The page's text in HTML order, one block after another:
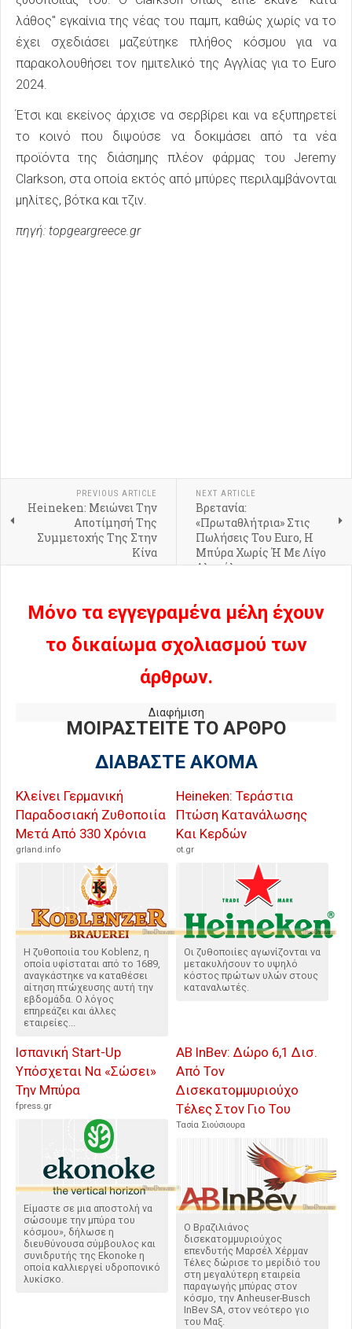
λάθος" εγκαίνια της νέας του παμπ, καθώς χωρίς να το
έχει σχεδιάσει μαζεύτηκε πλήθος κόσμου για να
παρακολουθήσει τον ημιτελικό της Αγγλίας για το Euro
2024.
Έτσι και εκείνος άρχισε να σερβίρει και να εξυπηρετεί
το κοινό που διψούσε να δοκιμάσει από τα νέα
προϊόντα της διάσημης πλέον φάρμας του Jeremy
Clarkson, στα οποία εκτός από μπύρες περιλαμβάνονται
μηλίτες, βότκα και τζιν.
πηγή: topgeargreece.gr
PREVIOUS ARTICLE
Heineken: Μειώνει Την
Αποτίμησή Της
Συμμετοχής Της Στην
Κίνα
NEXT ARTICLE
Βρετανία:
«Πρωταθλήτρια» Στις
Πωλήσεις Του Euro, Η
Μπύρα Χωρίς Ή Με Λίγο
Αλκοόλ
Μόνο τα εγγεγραμένα μέλη έχουν
το δικαίωμα σχολιασμού των
άρθρων.
Διαφήμιση
ΜΟΙΡΑΣΤΕΙΤΕ ΤΟ ΑΡΘΡΟ
ΔΙΑΒΑΣΤΕ ΑΚΟΜΑ
Κλείνει Γερμανική
Παραδοσιακή Ζυθοποιία
Μετά Από 330 Χρόνια
grland.info
Η ζυθοποιία του Koblenz, η
οποία υφίσταται από το 1689,
αναγκάστηκε να καταθέσει
αίτηση πτώχευσης αυτή την
εβδομάδα. Ο λόγος
επηρεάζει και άλλες
εταιρείες...
Heineken: Τεράστια
Πτώση Κατανάλωσης
Και Κερδών
ot.gr
Οι ζυθοποιίες αγωνίζονται να
μετακυλήσουν το υψηλό
κόστος πρώτων υλών στους
καταναλωτές.
Ισπανική Start-Up
Υπόσχεται Να «Σώσει»
Την Μπύρα
fpress.gr
Είμαστε σε μια αποστολή να
σώσουμε την μπύρα του
κόσμου», δήλωσε η
διευθύνουσα σύμβουλος και
συνιδρυτής της Ekonoke η
οποία καλλιεργεί υδροπονικό
λυκίσκο.
AB InBev: Δώρο 6,1 Δισ.
Από Τον
Δισεκατομμυριούχο
Τέλες Στον Γιο Του
Τασία Σιούσιουρα
Ο Βραζιλιάνος
δισεκατομμυριούχος
επενδυτής Μαρσέλ Χέρμαν
Τέλες δώρισε το μερίδιό του
στη μεγαλύτερη εταιρεία
παραγωγής μπύρας στον
κόσμο, την Anheuser-Busch
InBev SA, στον νεότερο γιο
του Μαξ.